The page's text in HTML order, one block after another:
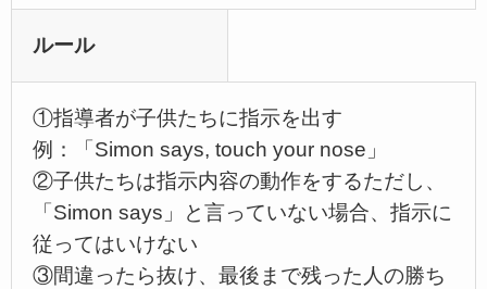
ルール
①指導者が子供たちに指示を出す
例：「Simon says, touch your nose」
②子供たちは指示内容の動作をするただし、
「Simon says」と言っていない場合、指示に
従ってはいけない
③間違ったら抜け、最後まで残った人の勝ち